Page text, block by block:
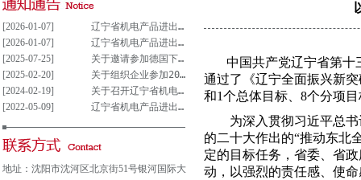
[2026-01-07]
辽宁省机电产品进出口企业联合会党支部参与重大事项决策管理制度(试行)
[2026-01-07]
辽宁省机电产品进出口企业联合会党组织参与决策重大事项清单(试行)
[2025-07-25]
关于邀请参加德国下萨克森州走进中德园活动暨德国汉诺威工业博览会说明会的通知
[2025-02-20]
关于组织企业参加2025年意大利博洛尼亚国际汽车保养、轮胎及维修展览会的通知
[2024-02-19]
关于召开辽宁省机电产品进出口企业 联合会第五届会员大会的通知
[2022-05-09]
辽宁省机电产品进出口企业联合会会费及其他收费公示表
地址：沈阳市沈河区北京街51号银河国际大
中国共产党辽宁省第十
通过了《辽宁全面振兴新
和1个总体目标、 8个分项目
为深入贯彻习近平总书记
的二十大作出的“推动东北
定的目标任务，省委、省
动，以强烈的责任感、使